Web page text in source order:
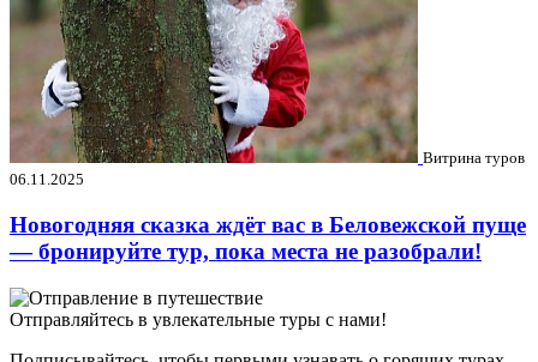
Витрина туров
06.11.2025
Новогодняя сказка ждёт вас в Беловежской пуще
— бронируйте тур, пока места не разобрали!
Отправляйтесь в увлекательные туры с нами!